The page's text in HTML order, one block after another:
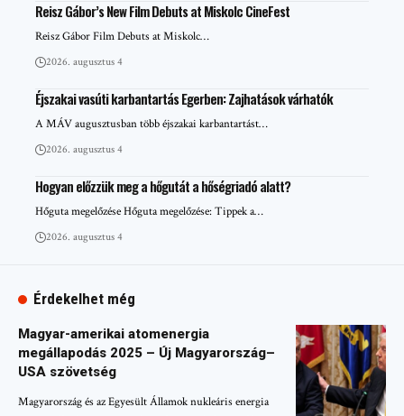
Reisz Gábor’s New Film Debuts at Miskolc CineFest
Reisz Gábor Film Debuts at Miskolc…
2026. augusztus 4
Éjszakai vasúti karbantartás Egerben: Zajhatások várhatók
A MÁV augusztusban több éjszakai karbantartást…
2026. augusztus 4
Hogyan előzzük meg a hőgutát a hőségriadó alatt?
Hőguta megelőzése Hőguta megelőzése: Tippek a…
2026. augusztus 4
Érdekelhet még
Magyar-amerikai atomenergia
megállapodás 2025 – Új Magyarország–
USA szövetség
Magyarország és az Egyesült Államok nukleáris energia